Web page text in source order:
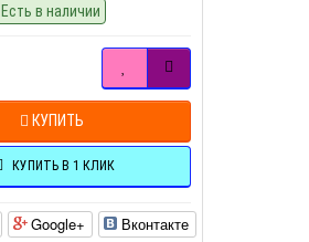
Есть в наличии
КУПИТЬ
КУПИТЬ В 1 КЛИК
Google+
Вконтакте